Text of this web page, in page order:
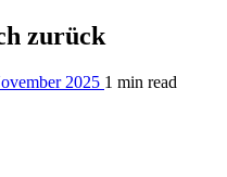
zurück
2025 1 min read